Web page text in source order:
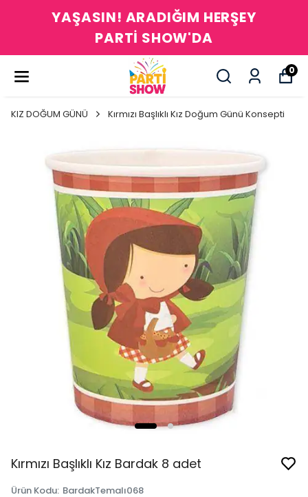
YAŞASIN! ARADIĞIM HERŞEY
PARTİ SHOW'DA
0
KIZ DOĞUM GÜNÜ Kırmızı Başlıklı Kız Doğum Günü Konsepti
Kırmızı Başlıklı Kız Bardak 8 adet
Ürün Kodu: BardakTemalı068